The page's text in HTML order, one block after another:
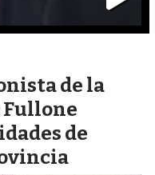
de la
Fullone
de